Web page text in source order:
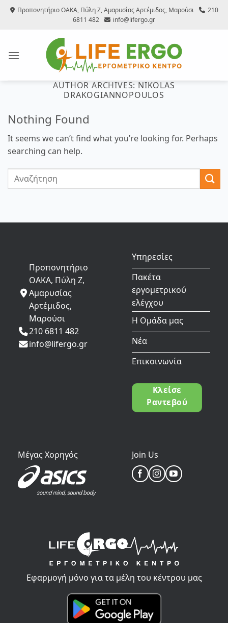
ΜετάβασηΠροπονητήριο ΟΑΚΑ, Πύλη Ζ, Αμαρυσίας Αρτέμιδος, Μαρούσι
210
6811 482
info@lifergo.gr
AUTHOR ARCHIVES: NIKOLAS
DRAKOGIANNOPOULOS
Nothing Found
It seems we can’t find what you’re looking for. Perhaps
searching can help.
Προπονητήριο
ΟΑΚΑ, Πύλη Ζ,
Αμαρυσίας
Αρτέμιδος,
Μαρούσι
210 6811 482
info@lifergo.gr
Υπηρεσίες
Πακέτα
εργομετρικού
ελέγχου
Η Ομάδα μας
Νέα
Επικοινωνία
Κλείσε
Ραντεβού
Μέγας Χορηγός Join Us
Εφαρμογή μόνο για τα μέλη του κέντρου μας